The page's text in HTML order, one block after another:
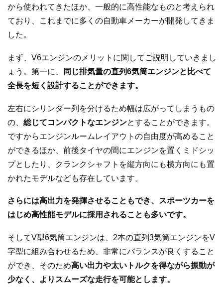
から使われてきたほか、一般的に高性能なものと考えられ
ており、これまでに多くの自動車メーカーが開発してきま
した。
まず、V6エンジンのメリットに関してご説明していきまし
ょう。第一に、
同じ排気量の直列6気筒エンジンと比べて
全長を短く設計することができます。
左右にシリンダー列を分けるため幅は広がってしまうもの
の、 総じてコンパクトなエンジンとすることができます。
ですからエンジンルームレイアウトの自由度が高めること
ができるほか、前後タイヤの間にエンジンを置くミドシッ
プとしたり、クランクシャフトを縦方向にも横方向にも置
かれたモデルなども存在しています。
さらには高出力を発揮させることもでき、スポーツカーを
はじめ高性能モデルに採用されることも多いです。
そしてV型6気筒エンジンは、2本の直列3気筒エンジンをV
字型に組み合わせるため、非常にバランスが良くすること
ができ、そのため高い出力や太いトルクを得ながら振動が
少なく、よりスムーズな走行を可能とします。